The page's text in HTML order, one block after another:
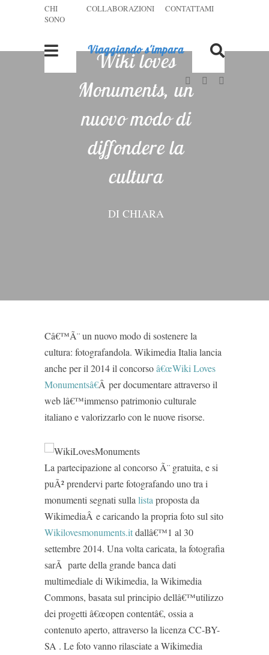
CHI
SONO
COLLABORAZIONI CONTATTAMI
Viaggiando s'impara
Wiki loves
Monuments, un
nuovo modo di
diffondere la
cultura
DI CHIARA
Câ€™Ã¨ un nuovo modo di sostenere la
cultura: fotografandola. Wikimedia Italia lancia
anche per il 2014 il concorsoâ€œWiki Loves
Monumentsâ€Â per documentare attraverso il
web lâ€™immenso patrimonio culturale
italiano e valorizzarlo con le nuove risorse.
La partecipazione al concorso Ã¨ gratuita, e si
puÃ² prendervi parte fotografando uno tra i
monumenti segnati sulla lista proposta da
WikimediaÂ e caricando la propria foto sul sito
Wikilovesmonuments.itdallâ€™1 al 30
settembre 2014. Una volta caricata, la fotografia
sarÃ parte della grande banca dati
multimediale di Wikimedia, la Wikimedia
Commons, basata sul principio dellâ€™utilizzo
dei progetti â€œopen contentâ€, ossia a
contenuto aperto, attraverso la licenza CC-BY-
SA . Le foto vanno rilasciate a Wikimedia